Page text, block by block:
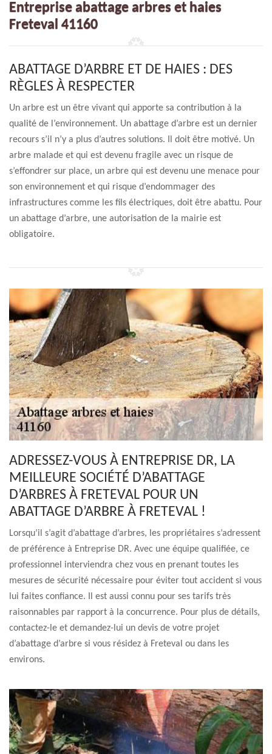
Entreprise abattage arbres et haies
Freteval 41160
ABATTAGE D’ARBRE ET DE HAIES : DES
RÈGLES À RESPECTER
Un arbre est un être vivant qui apporte sa contribution à la
qualité de l’environnement. Un abattage d’arbre est un dernier
recours s’il n’y a plus d’autres solutions. Il doit être motivé. Un
arbre malade et qui est devenu fragile avec un risque de
s’effondrer sur place, un arbre qui est devenu une menace pour
son environnement et qui risque d’endommager des
infrastructures comme les fils électriques, doit être abattu. Pour
un abattage d’arbre, une autorisation de la mairie est
obligatoire.
ADRESSEZ-VOUS À ENTREPRISE DR, LA
MEILLEURE SOCIÉTÉ D’ABATTAGE
D’ARBRES À FRETEVAL POUR UN
ABATTAGE D’ARBRE À FRETEVAL !
Lorsqu’il s’agit d’abattage d’arbres, les propriétaires s’adressent
de préférence à Entreprise DR. Avec une équipe qualifiée, ce
professionnel interviendra chez vous en prenant toutes les
mesures de sécurité nécessaire pour éviter tout accident si vous
lui faites confiance. Il est aussi connu pour ses tarifs très
raisonnables par rapport à la concurrence. Pour plus de détails,
contactez-le et demandez-lui un devis de votre projet
d’abattage d’arbre si vous résidez à Freteval ou dans les
environs.